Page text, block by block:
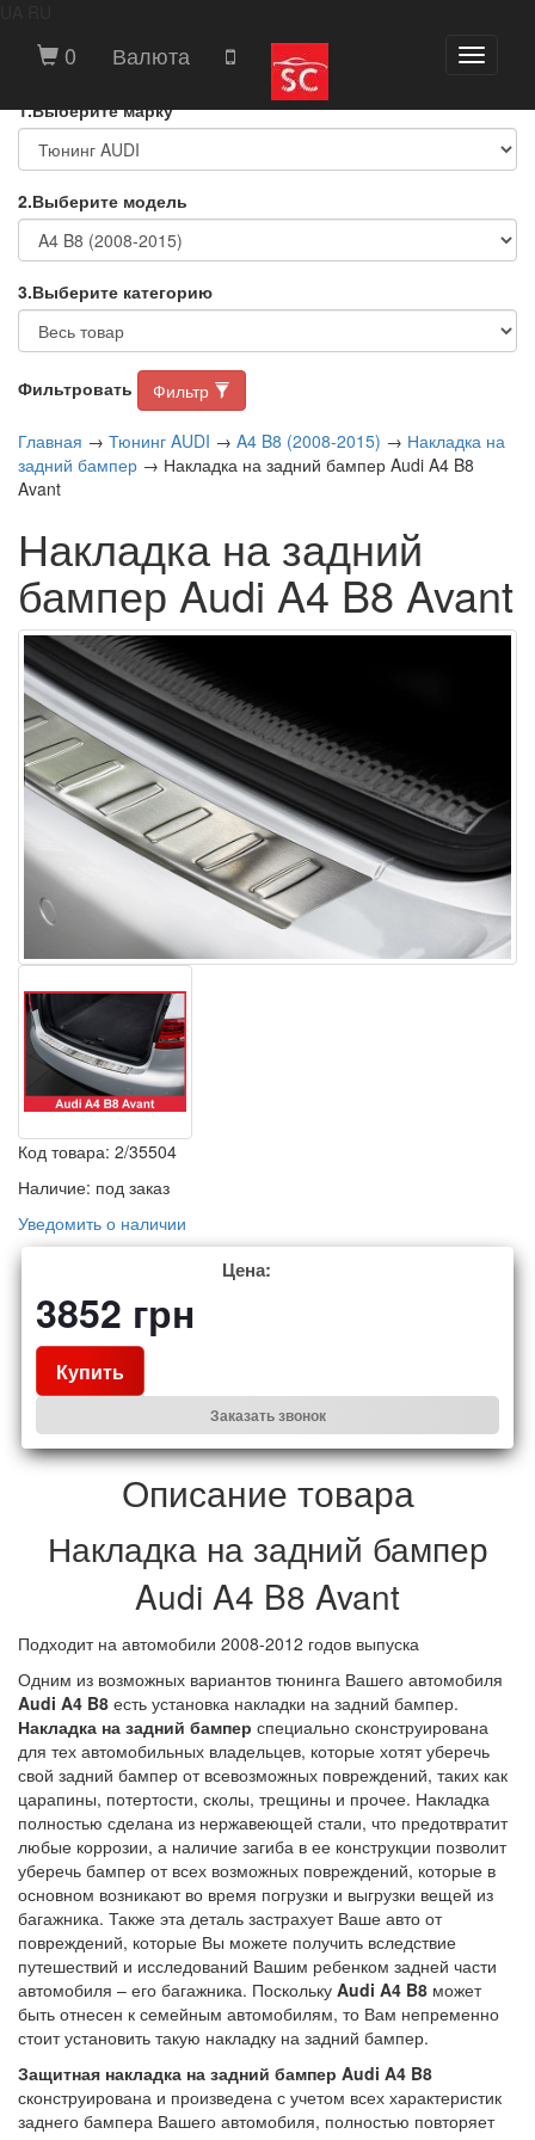
Toggle
0 Валюта
ВЫБЕРИТЕ МАРКУ И МОДЕЛЬ
АВТОМОБИЛЯ
1.Выберите марку
2.Выберите модель
3.Выберите категорию
Фильтровать Фильтр
Главная → Тюнинг AUDI → A4 B8 (2008-2015) → Накладка на
задний бампер → Накладка на задний бампер Audi A4 B8
Avant
Накладка на задний
бампер Audi A4 B8 Avant
Код товара: 2/35504
Наличие: под заказ
Уведомить о наличии
Цена:
3852 грн
Купить
Заказать звонок
Описание товара
Накладка на задний бампер
Audi A4 B8 Avant
Подходит на автомобили 2008-2012 годов выпуска
Одним из возможных вариантов тюнинга Вашего автомобиля
Audi A4 B8 есть установка накладки на задний бампер.
Накладка на задний бампер специально сконструирована
для тех автомобильных владельцев, которые хотят уберечь
свой задний бампер от всевозможных повреждений, таких как
царапины, потертости, сколы, трещины и прочее. Накладка
полностью сделана из нержавеющей стали, что предотвратит
любые коррозии, а наличие загиба в ее конструкции позволит
уберечь бампер от всех возможных повреждений, которые в
основном возникают во время погрузки и выгрузки вещей из
багажника. Также эта деталь застрахует Ваше авто от
повреждений, которые Вы можете получить вследствие
путешествий и исследований Вашим ребенком задней части
автомобиля – его багажника. Поскольку Audi A4 B8 может
быть отнесен к семейным автомобилям, то Вам непременно
стоит установить такую накладку на задний бампер.
Защитная накладка на задний бампер Audi A4 B8
сконструирована и произведена с учетом всех характеристик
заднего бампера Вашего автомобиля, полностью повторяет